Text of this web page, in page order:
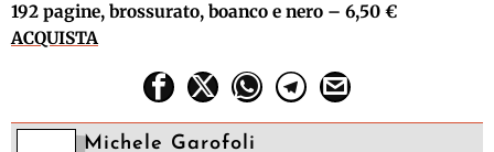
192 pagine, brossurato, boanco e nero – 6,50 €
ACQUISTA
Michele Garofoli